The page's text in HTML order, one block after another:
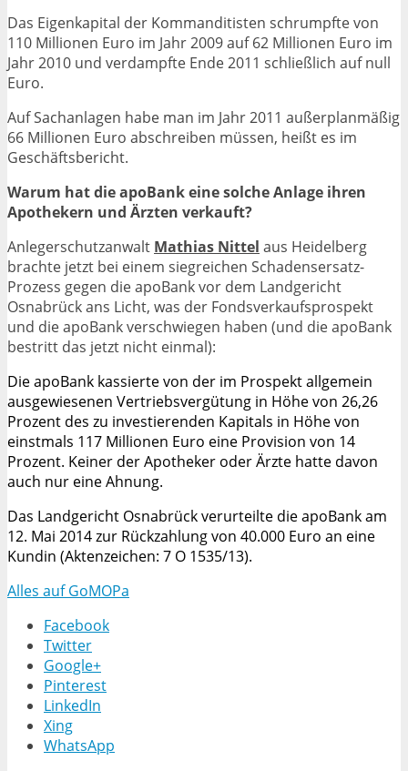
Das Eigenkapital der Kommanditisten schrumpfte von
110 Millionen Euro im Jahr 2009 auf 62 Millionen Euro im
Jahr 2010 und verdampfte Ende 2011 schließlich auf null
Euro.
Auf Sachanlagen habe man im Jahr 2011 außerplanmäßig
66 Millionen Euro abschreiben müssen, heißt es im
Geschäftsbericht.
Warum hat die apoBank eine solche Anlage ihren
Apothekern und Ärzten verkauft?
Anlegerschutzanwalt Mathias Nittel aus Heidelberg
brachte jetzt bei einem siegreichen Schadensersatz-
Prozess gegen die apoBank vor dem Landgericht
Osnabrück ans Licht, was der Fondsverkaufsprospekt
und die apoBank verschwiegen haben (und die apoBank
bestritt das jetzt nicht einmal):
Die apoBank kassierte von der im Prospekt allgemein
ausgewiesenen Vertriebsvergütung in Höhe von 26,26
Prozent des zu investierenden Kapitals in Höhe von
einstmals 117 Millionen Euro eine Provision von 14
Prozent. Keiner der Apotheker oder Ärzte hatte davon
auch nur eine Ahnung.
Das Landgericht Osnabrück verurteilte die apoBank am
12. Mai 2014 zur Rückzahlung von 40.000 Euro an eine
Kundin (Aktenzeichen: 7 O 1535/13).
Alles auf GoMOPa
Facebook
Twitter
Google+
Pinterest
LinkedIn
Xing
WhatsApp